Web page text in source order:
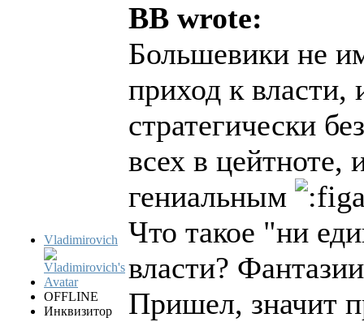
Vladimirovich
OFFLINE
Инквизитор
BB wrote:
Большевики не
приход к
стратегически
всех в цейтноте,
гениальным
Что такое "ни
власти?
Пришел, значит